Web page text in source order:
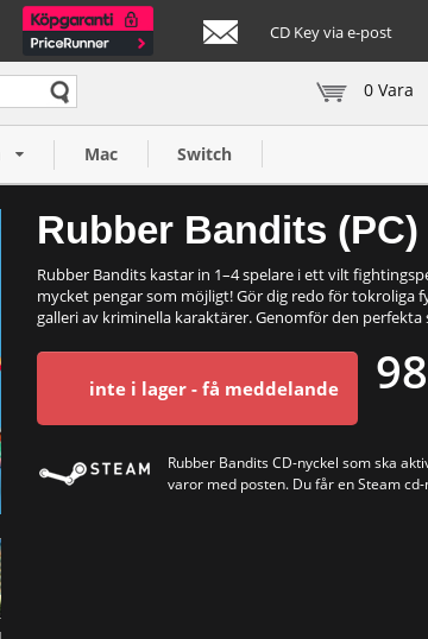
CD Key via e-post
0 Vara
Mac Switch
Rubber Bandits (PC)
Rubber Bandits kastar in 1–4 spelare i ett vilt
mycket pengar som möjligt! Gör dig redo för tokroliga
galleri av kriminella karaktärer. Genomför den
inte i lager - få meddelande
Rubber Bandits CD-nyckel som ska
varor med posten. Du får en Steam